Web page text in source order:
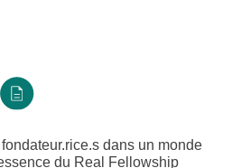
dans un monde
du Real Fellowship